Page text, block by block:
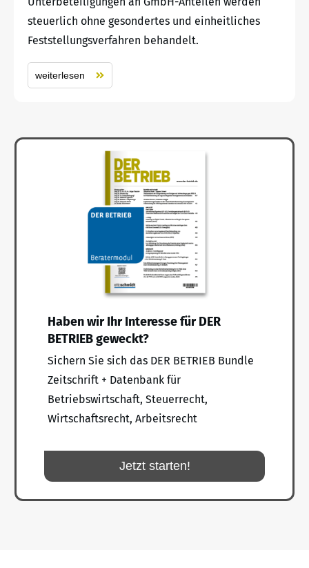
steuerlich ohne gesondertes und einheitliches
Feststellungsverfahren behandelt.
weiterlesen
Haben wir Ihr Interesse für DER
BETRIEB geweckt?
Sichern Sie sich das DER BETRIEB Bundle
Zeitschrift + Datenbank für
Betriebswirtschaft, Steuerrecht,
Wirtschaftsrecht, Arbeitsrecht
Jetzt starten!